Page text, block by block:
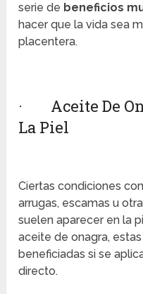
serie de beneficios
hacer que la vida sea
placentera.
· Aceite De
La Piel
Ciertas condiciones
arrugas, escamas u
suelen aparecer en la
aceite de onagra,
beneficiadas si se
directo.